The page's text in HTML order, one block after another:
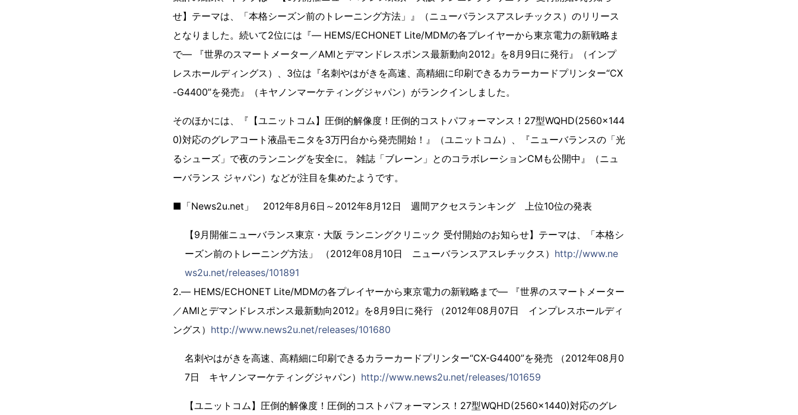
せ】テーマは、「本格シーズン前のトレーニング方法」』（ニューバランスアスレチックス）のリリース
となりました。続いて2位には『― HEMS/ECHONET Lite/MDMの各プレイヤーから東京電力の新戦略ま
で― 『世界のスマートメーター／AMIとデマンドレスポンス最新動向2012』を8月9日に発行』（インプ
レスホールディングス）、3位は『名刺やはがきを高速、高精細に印刷できるカラーカードプリンター“CX
-G4400”を発売』（キヤノンマーケティングジャパン）がランクインしました。
そのほかには、『【ユニットコム】圧倒的解像度！圧倒的コストパフォーマンス！27型WQHD(2560x144
0)対応のグレアコート液晶モニタを3万円台から発売開始！』（ユニットコム）、『ニューバランスの「光
るシューズ」で夜のランニングを安全に。 雑誌「ブレーン」とのコラボレーションCMも公開中』（ニュ
ーバランス ジャパン）などが注目を集めたようです。
■「News2u.net」 2012年8月6日～2012年8月12日 週間アクセスランキング 上位10位の発表
【9月開催ニューバランス東京・大阪 ランニングクリニック 受付開始のお知らせ】テーマは、「本格シ
ーズン前のトレーニング方法」 （2012年08月10日 ニューバランスアスレチックス） http://www.ne
ws2u.net/releases/101891
2.― HEMS/ECHONET Lite/MDMの各プレイヤーから東京電力の新戦略まで― 『世界のスマートメーター
／AMIとデマンドレスポンス最新動向2012』を8月9日に発行 （2012年08月07日 インプレスホールディ
ングス） http://www.news2u.net/releases/101680
名刺やはがきを高速、高精細に印刷できるカラーカードプリンター“CX-G4400”を発売 （2012年08月0
7日 キヤノンマーケティングジャパン） http://www.news2u.net/releases/101659
【ユニットコム】圧倒的解像度！圧倒的コストパフォーマンス！27型WQHD(2560x1440)対応のグレ